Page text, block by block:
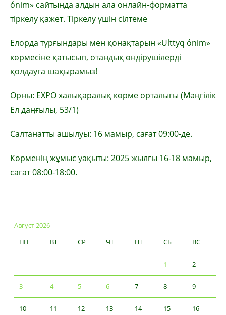
ónim» сайтында алдын ала онлайн-форматта
тіркелу қажет. Тіркелу үшін сілтеме
Елорда тұрғындары мен қонақтарын «Ulttyq ónim»
көрмесіне қатысып, отандық өндірушілерді
қолдауға шақырамыз!
Орны: EXPO халықаралық көрме орталығы (Мәңгілік
Ел даңғылы, 53/1)
Салтанатты ашылуы: 16 мамыр, сағат 09:00-де.
Көрменің жұмыс уақыты: 2025 жылғы 16-18 мамыр,
сағат 08:00-18:00.
Август 2026
ПН
ВТ СР ЧТ ПТ СБ ВС
1 2
3 4 5 6 7 8 9
10 11 12 13 14 15 16